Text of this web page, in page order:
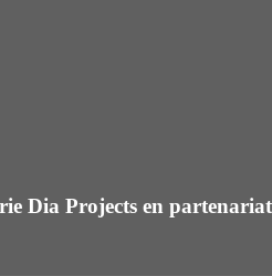
Dia Projects en